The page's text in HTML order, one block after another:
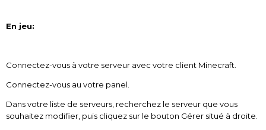
En jeu:
Connectez-vous à votre serveur avec votre client Minecraft.
Connectez-vous au votre panel.
Dans votre liste de serveurs, recherchez le serveur que vous
souhaitez modifier, puis cliquez sur le bouton Gérer situé à droite.